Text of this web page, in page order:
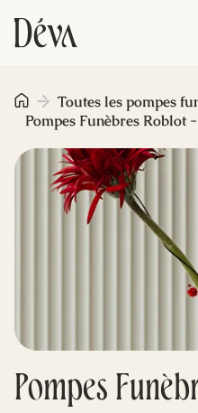
Obsèques
Prévoyance
Monument funéraire
Livraison de fleurs
Blog
Pompes
Toutes les pompes
Pompes Funèbres Roblot